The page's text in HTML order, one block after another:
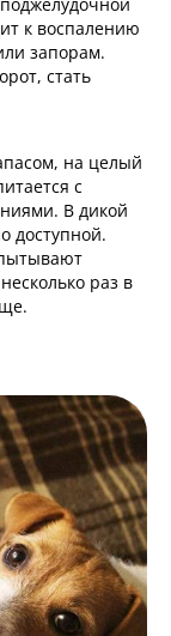
к воспалению
запорам.
стать
на целый
с
В дикой
доступной.
раз в